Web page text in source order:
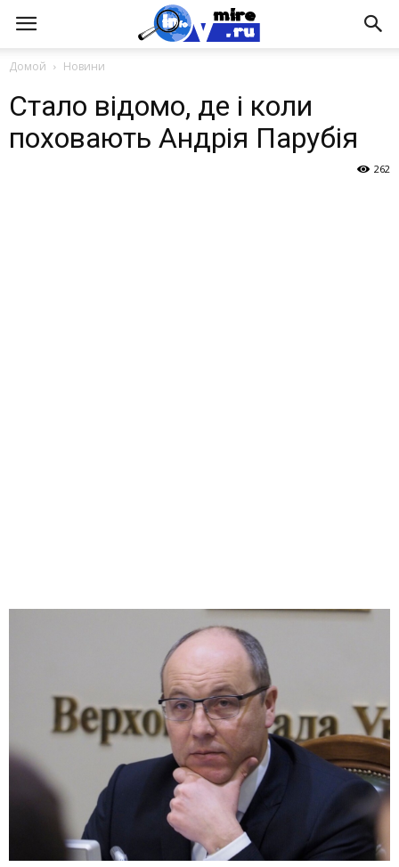
Домой Новини
Стало відомо, де і коли
поховають Андрія Парубія
262